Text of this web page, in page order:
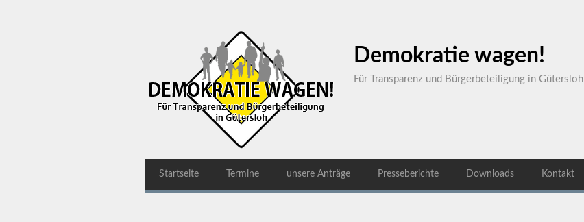
Demokratie wagen!
Für Transparenz und Bürgerbeteiligung in Gütersloh
Startseite Termine unsere Anträge Presseberichte Downloads Kontakt